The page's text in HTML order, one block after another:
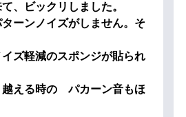
、ビックリしました。
ーンノイズがしません。そ
ズ軽減のスポンジが貼られ
越える時の パカーン音もほ